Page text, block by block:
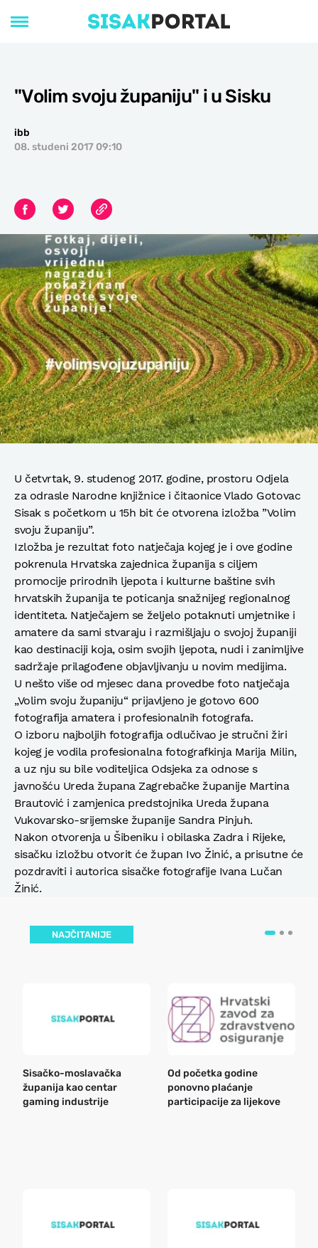
''Volim svoju županiju'' i u Sisku
ibb
08. studeni 2017 09:10
U četvrtak, 9. studenog 2017. godine, prostoru Odjela
za odrasle Narodne knjižnice i čitaonice Vlado Gotovac
Sisak s početkom u 15h bit će otvorena izložba ”Volim
svoju županiju”.
Izložba je rezultat foto natječaja kojeg je i ove godine
pokrenula Hrvatska zajednica županija s ciljem
promocije prirodnih ljepota i kulturne baštine svih
hrvatskih županija te poticanja snažnijeg regionalnog
identiteta. Natječajem se željelo potaknuti umjetnike i
amatere da sami stvaraju i razmišljaju o svojoj županiji
kao destinaciji koja, osim svojih ljepota, nudi i zanimljive
sadržaje prilagođene objavljivanju u novim medijima.
U nešto više od mjesec dana provedbe foto natječaja
„Volim svoju županiju“ prijavljeno je gotovo 600
fotografija amatera i profesionalnih fotografa.
O izboru najboljih fotografija odlučivao je stručni žiri
kojeg je vodila profesionalna fotografkinja Marija Milin,
a uz nju su bile voditeljica Odsjeka za odnose s
javnošću Ureda župana Zagrebačke županije Martina
Brautović i zamjenica predstojnika Ureda župana
Vukovarsko-srijemske županije Sandra Pinjuh.
Nakon otvorenja u Šibeniku i obilaska Zadra i Rijeke,
sisačku izložbu otvorit će župan Ivo Žinić, a prisutne će
pozdraviti i autorica sisačke fotografije Ivana Lučan
Žinić.
NAJČITANIJE
Sisačko-moslavačka
županija kao centar
gaming industrije
Od početka godine
ponovno plaćanje
participacije za lijekove